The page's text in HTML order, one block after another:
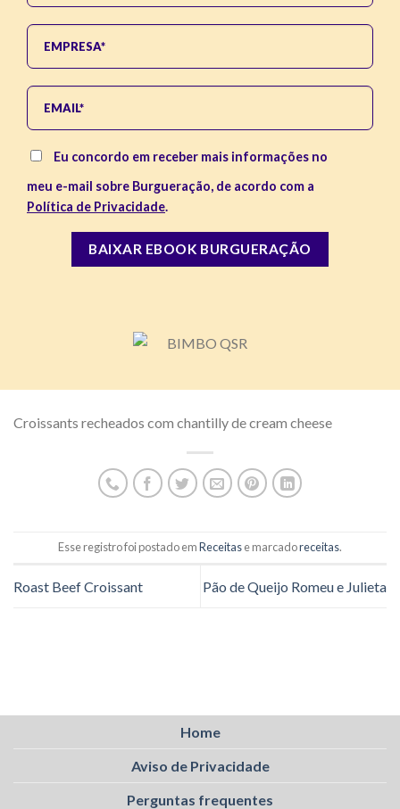
Eu concordo em receber mais informações no
meu e-mail sobre Burgueração, de acordo com a
Política de Privacidade.
Croissants recheados com chantilly de cream cheese
Esse registro foi postado emReceitase marcadoreceitas.
Roast Beef Croissant Pão de Queijo Romeu e Julieta
Home
Aviso de Privacidade
Perguntas frequentes